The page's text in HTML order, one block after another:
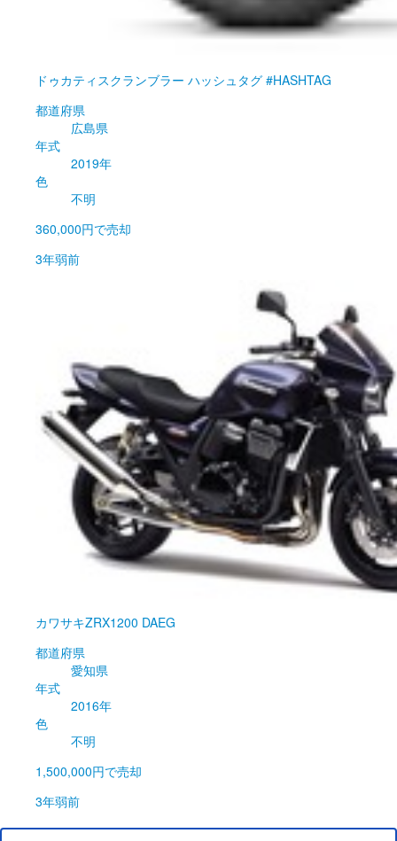
ドゥカティ スクランブラー ハッシュタグ #HASHTAG
都道府県
広島県
年式
2019年
色
不明
360,000円で売却
3年弱前
カワサキZRX1200 DAEG
都道府県
愛知県
年式
2016年
色
不明
1,500,000円で売却
3年弱前